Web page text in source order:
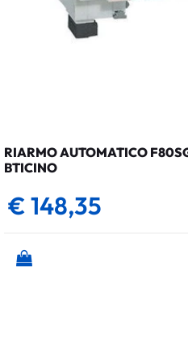
RIARMO AUTOMATICO
BTICINO
€ 148,35
Quantità